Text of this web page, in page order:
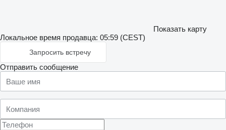
Показать карту
Локальное время продавца: 05:59 (CEST)
Запросить встречу
Отправить сообщение